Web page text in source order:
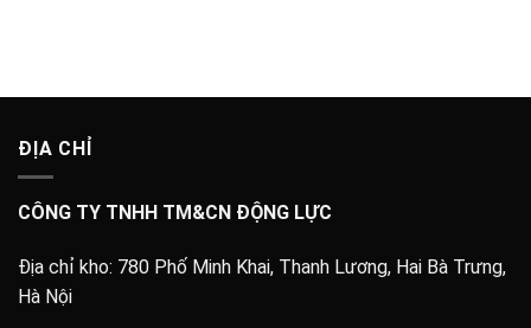
ĐỊA CHỈ
CÔNG TY TNHH TM&CN ĐỘNG LỰC
Địa chỉ kho: 780 Phố Minh Khai, Thanh Lương, Hai Bà Trưng,
Hà Nội